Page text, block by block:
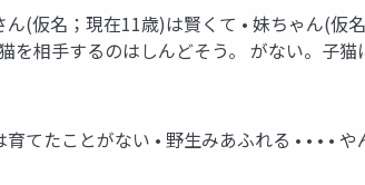
(仮名；現在11歳)は賢くて • 妹ちゃん(仮
相手するのはしんどそう。 がない。子
てたことがない • 野生みあふれる • • • •